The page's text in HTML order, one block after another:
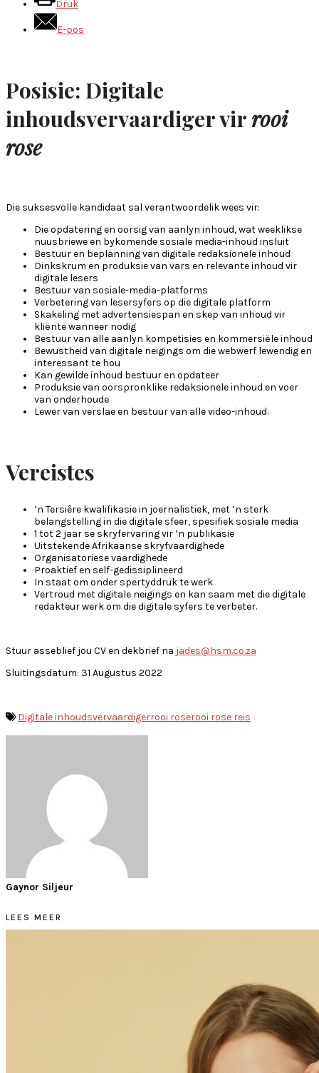
Druk
E-pos
Posisie: Digitale
inhoudsvervaardiger vir rooi
rose
Die suksesvolle kandidaat sal verantwoordelik wees vir:
Die opdatering en oorsig van aanlyn inhoud, wat weeklikse
nuusbriewe en bykomende sosiale media-inhoud insluit
Bestuur en beplanning van digitale redaksionele inhoud
Dinkskrum en produksie van vars en relevante inhoud vir
digitale lesers
Bestuur van sosiale-media-platforms
Verbetering van lesersyfers op die digitale platform
Skakeling met advertensiespan en skep van inhoud vir
kliënte wanneer nodig
Bestuur van alle aanlyn kompetisies en kommersiële inhoud
Bewustheid van digitale neigings om die webwerf lewendig en
interessant te hou
Kan gewilde inhoud bestuur en opdateer
Produksie van oorspronklike redaksionele inhoud en voer
van onderhoude
Lewer van verslae en bestuur van alle video-inhoud.
Vereistes
’n Tersiêre kwalifikasie in joernalistiek, met ’n sterk
belangstelling in die digitale sfeer, spesifiek sosiale media
1 tot 2 jaar se skryfervaring vir ’n publikasie
Uitstekende Afrikaanse skryfvaardighede
Organisatoriese vaardighede
Proaktief en self-gedissiplineerd
In staat om onder spertyddruk te werk
Vertroud met digitale neigings en kan saam met die digitale
redakteur werk om die digitale syfers te verbeter.
Stuur asseblief jou CV en dekbrief na jades@hsm.co.za
Sluitingsdatum: 31 Augustus 2022
Digitale inhoudsvervaardigerrooi roserooi rose reis
Gaynor Siljeur
LEES MEER